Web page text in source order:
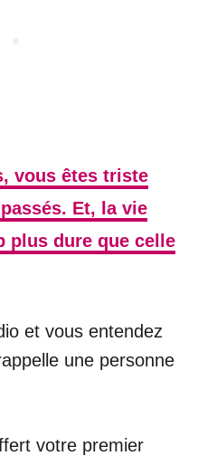
vous êtes triste
Et, la vie
plus dure que celle
et vous entendez
une personne
votre premier